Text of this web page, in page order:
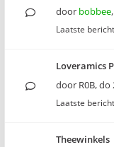
door bobbee,
Laatste
Loveramics
door R0B,do
Laatste
Theewinkels